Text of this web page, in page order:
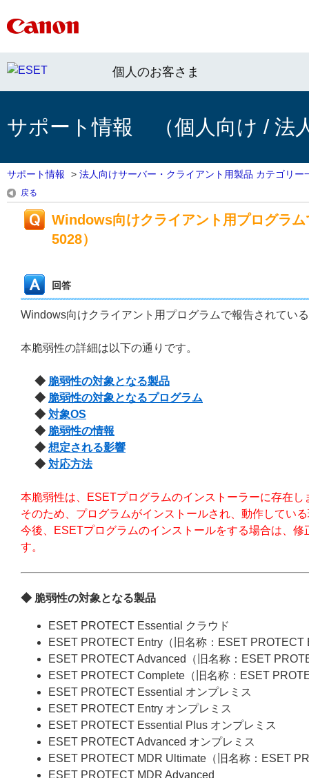
個人のお客さま
サポート情報 （個人向け / 法
サポート情報 > 法人向けサーバー・クライアント用製品 カテゴリー
戻る
Windows向けクライアント用プログラ
5028）
回答
Windows向けクライアント用プログラムで報告されてい
本脆弱性の詳細は以下の通りです。
◆ 脆弱性の対象となる製品
◆ 脆弱性の対象となるプログラム
◆ 対象OS
◆ 脆弱性の情報
◆ 想定される影響
◆ 対応方法
本脆弱性は、ESETプログラムのインストーラーに存在し
そのため、プログラムがインストールされ、動作してい
今後、ESETプログラムのインストールをする場合は、
す。
◆ 脆弱性の対象となる製品
ESET PROTECT Essential クラウド
ESET PROTECT Entry（旧名称：ESET PROTECT
ESET PROTECT Advanced（旧名称：ESET
ESET PROTECT Complete（旧名称：ESET
ESET PROTECT Essential オンプレミス
ESET PROTECT Entry オンプレミス
ESET PROTECT Essential Plus オンプレミス
ESET PROTECT Advanced オンプレミス
ESET PROTECT MDR Ultimate（旧名称：ESET
ESET PROTECT MDR Advanced